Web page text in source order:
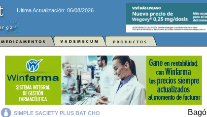
Ultima Actualización: 06/08/2026
SIMPLE SACIETY PLUS BAT CHO Bagó